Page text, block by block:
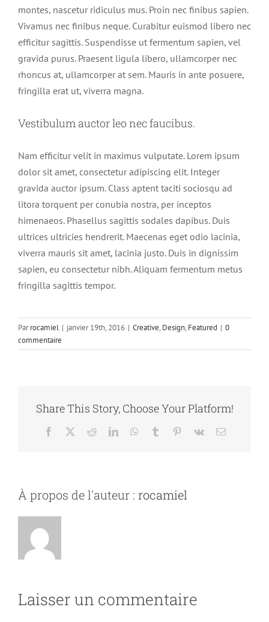
montes, nascetur ridiculus mus. Proin nec finibus sapien.
Vivamus nec finibus neque. Curabitur euismod libero nec
efficitur sagittis. Suspendisse ut fermentum sapien, vel
gravida purus. Praesent ligula libero, ullamcorper nec
rhoncus at, ullamcorper at sem. Mauris in ante posuere,
fringilla erat ut, viverra magna.
Vestibulum auctor leo nec faucibus.
Nam efficitur velit in maximus vulputate. Lorem ipsum
dolor sit amet, consectetur adipiscing elit. Integer
gravida auctor ipsum. Class aptent taciti sociosqu ad
litora torquent per conubia nostra, per inceptos
himenaeos. Phasellus sagittis sodales dapibus. Duis
ultrices ultricies hendrerit. Maecenas eget odio lacinia,
viverra mauris sit amet, lacinia justo. Duis in dignissim
sapien, eu consectetur nibh. Aliquam fermentum metus
fringilla sagittis tempor.
Parrocamiel | janvier 19th, 2016 | Creative, Design, Featured | 0
commentaire
Share This Story, Choose Your Platform!
Facebook RedditLinkedInWhatsApp
Tumblr Pinterest
Vk Email
À propos de l'auteur : rocamiel
Laisser un commentaire